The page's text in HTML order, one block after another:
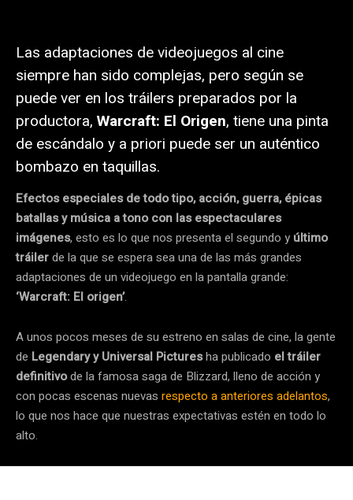
Las adaptaciones de videojuegos al cine
siempre han sido complejas, pero según se
puede ver en los tráilers preparados por la
productora, Warcraft: El Origen, tiene una pinta
de escándalo y a priori puede ser un auténtico
bombazo en taquillas.
Efectos especiales de todo tipo, acción, guerra, épicas
batallas y música a tono con las espectaculares
imágenes, esto es lo que nos presenta el segundo y último
tráilerde la que se espera sea una de las más grandes
adaptaciones de un videojuego en la pantalla grande:
‘Warcraft: El origen’.
A unos pocos meses de su estreno en salas de cine, la gente
de Legendary y Universal Picturesha publicado el tráiler
definitivode la famosa saga de Blizzard, lleno de acción y
con pocas escenas nuevas respecto a anteriores adelantos,
lo que nos hace que nuestras expectativas estén en todo lo
alto.